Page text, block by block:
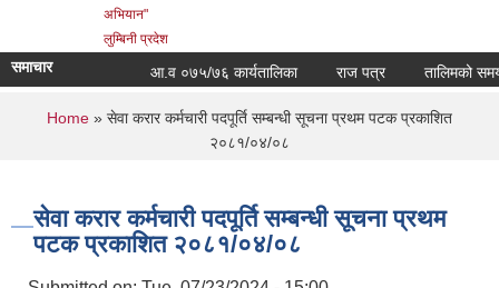
अभियान"
लुम्बिनी प्रदेश
समाचार आ.व ०७५/७६ कार्यतालिका राज पत्र तालिमको समय
You are here
Home » सेवा करार कर्मचारी पदपूर्ति सम्बन्धी सूचना प्रथम पटक प्रकाशित
२०८१/०४/०८
सेवा करार कर्मचारी पदपूर्ति सम्बन्धी सूचना प्रथम
पटक प्रकाशित २०८१/०४/०८